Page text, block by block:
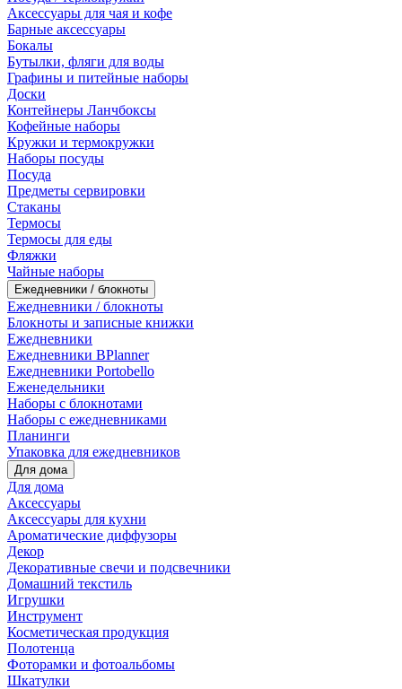
Аксессуары для чая и кофе
Барные аксессуары
Бокалы
Бутылки, фляги для воды
Графины и питейные наборы
Доски
Контейнеры Ланчбоксы
Кофейные наборы
Кружки и термокружки
Наборы посуды
Посуда
Предметы сервировки
Стаканы
Термосы
Термосы для еды
Фляжки
Чайные наборы
Ежедневники / блокноты
Ежедневники / блокноты
Блокноты и записные книжки
Ежедневники
Ежедневники BPlanner
Ежедневники Portobello
Еженедельники
Наборы с блокнотами
Наборы с ежедневниками
Планинги
Упаковка для ежедневников
Для дома
Для дома
Аксессуары
Аксессуары для кухни
Ароматические диффузоры
Декор
Декоративные свечи и подсвечники
Домашний текстиль
Игрушки
Инструмент
Косметическая продукция
Полотенца
Фоторамки и фотоальбомы
Шкатулки